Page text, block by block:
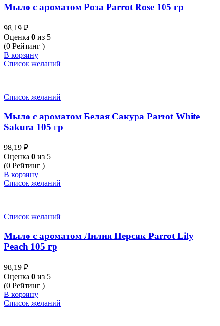
Мыло с ароматом Роза Parrot Rose 105 гр
98,19 ₽
Оценка 0 из 5
(0 Рейтинг )
В корзину
Список желаний
Список желаний
Мыло с ароматом Белая Сакура Parrot White
Sakura 105 гр
98,19 ₽
Оценка 0 из 5
(0 Рейтинг )
В корзину
Список желаний
Список желаний
Мыло с ароматом Лилия Персик Parrot Lily
Peach 105 гр
98,19 ₽
Оценка 0 из 5
(0 Рейтинг )
В корзину
Список желаний